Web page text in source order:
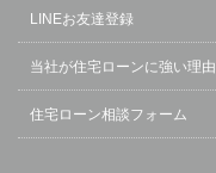
LINEお友達登録
当社が住宅ローンに強い理由
住宅ローン相談フォーム